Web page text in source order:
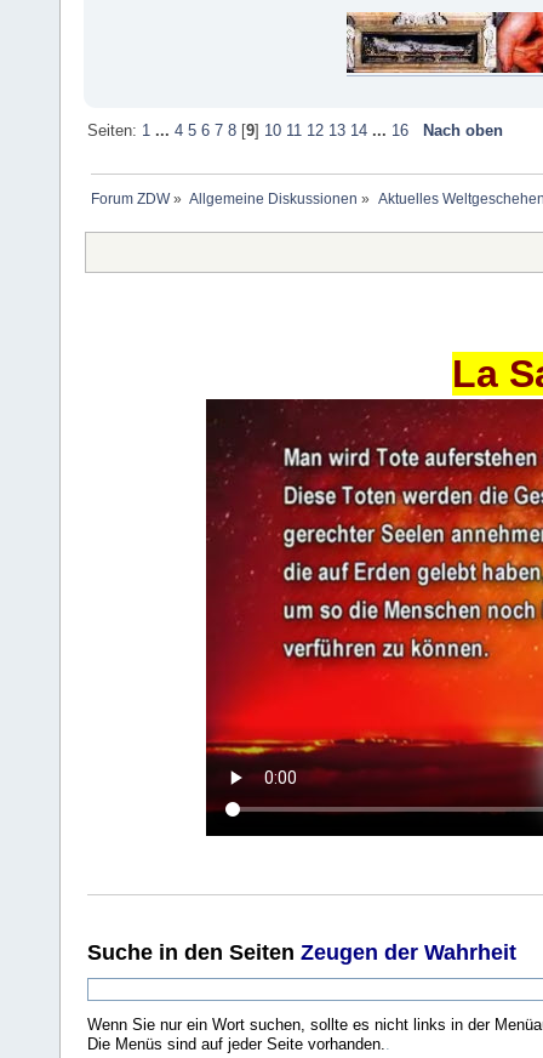
Seiten: 1 ... 4 5 6 7 8[9] 10 11 12 13 14 ... 16 Nach oben
Forum ZDW» Allgemeine Diskussionen » Aktuelles
La
Suche in den Seiten Zeugen der Wahrheit
Wenn Sie nur ein Wort suchen, sollte es nicht links in der
Die Menüs sind auf jeder Seite vorhanden..